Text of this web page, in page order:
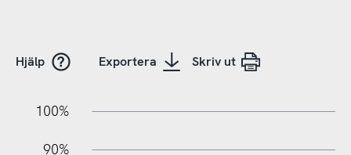
Hjälp Exportera Skriv ut
100%
90%